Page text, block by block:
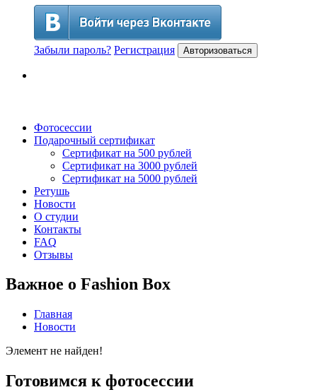
Забыли пароль? Регистрация Авторизоваться
Фотосессии
Подарочный сертификат
Сертификат на 500 рублей
Сертификат на 3000 рублей
Сертификат на 5000 рублей
Ретушь
Новости
О студии
Контакты
FAQ
Отзывы
Важное о Fashion Box
Главная
Новости
Элемент не найден!
Готовимся к фотосессии